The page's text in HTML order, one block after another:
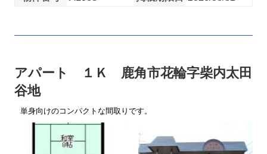
アパート １Ｋ 鹿角市花輪字柴内太田
谷地
単身向けのコンパクトな間取りです。